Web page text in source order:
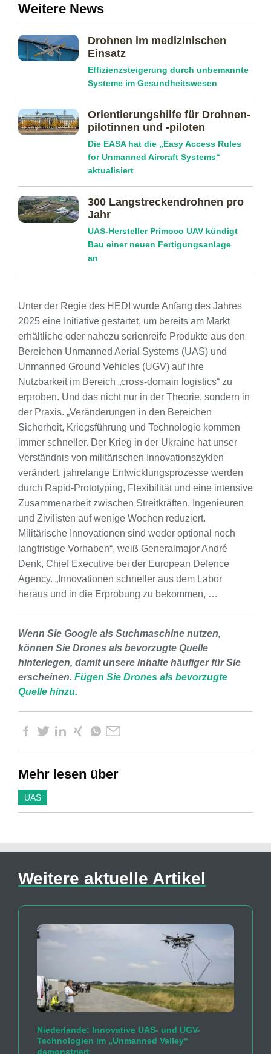
Weitere News
Drohnen im medizinischen
Einsatz
Effizienzsteigerung durch unbemannte
Systeme im Gesundheitswesen
Orientierungs­hilfe für Drohnen­
pilotinnen und -piloten
Die EASA hat die „Easy Access Rules
for Unmanned Aircraft Systems“
aktualisiert
300 Langstreckendrohnen pro
Jahr
UAS-Hersteller Primoco UAV kündigt
Bau einer neuen Fertigungsanlage
an
Unter der Regie des HEDI wurde Anfang des Jahres
2025 eine Initiative gestartet, um bereits am Markt
erhältliche oder nahezu serienreife Produkte aus den
Bereichen Unmanned Aerial Systems (UAS) und
Unmanned Ground Vehicles (UGV) auf ihre
Nutzbarkeit im Bereich „cross-domain logistics“ zu
erproben. Und das nicht nur in der Theorie, sondern in
der Praxis. „Veränderungen in den Bereichen
Sicherheit, Kriegsführung und Technologie kommen
immer schneller. Der Krieg in der Ukraine hat unser
Verständnis von militärischen Innovationszyklen
verändert, jahrelange Entwicklungsprozesse werden
durch Rapid-Prototyping, Flexibilität und eine intensive
Zusammenarbeit zwischen Streitkräften, Ingenieuren
und Zivilisten auf wenige Wochen reduziert.
Militärische Innovationen sind weder optional noch
langfristige Vorhaben“, weiß Generalmajor André
Denk, Chief Executive bei der European Defence
Agency. „Innovationen schneller aus dem Labor
heraus und in die Erprobung zu bekommen, …
Wenn Sie Google als Suchmaschine nutzen,
können Sie Drones als bevorzugte Quelle
hinterlegen, damit unsere Inhalte häufiger für Sie
erscheinen. Fügen Sie Drones als bevorzugte
Quelle hinzu.
Mehr lesen über
UAS
Weitere aktuelle Artikel
Niederlande: Innovative UAS- und UGV-
Technologien im „Unmanned Valley“
demonstriert